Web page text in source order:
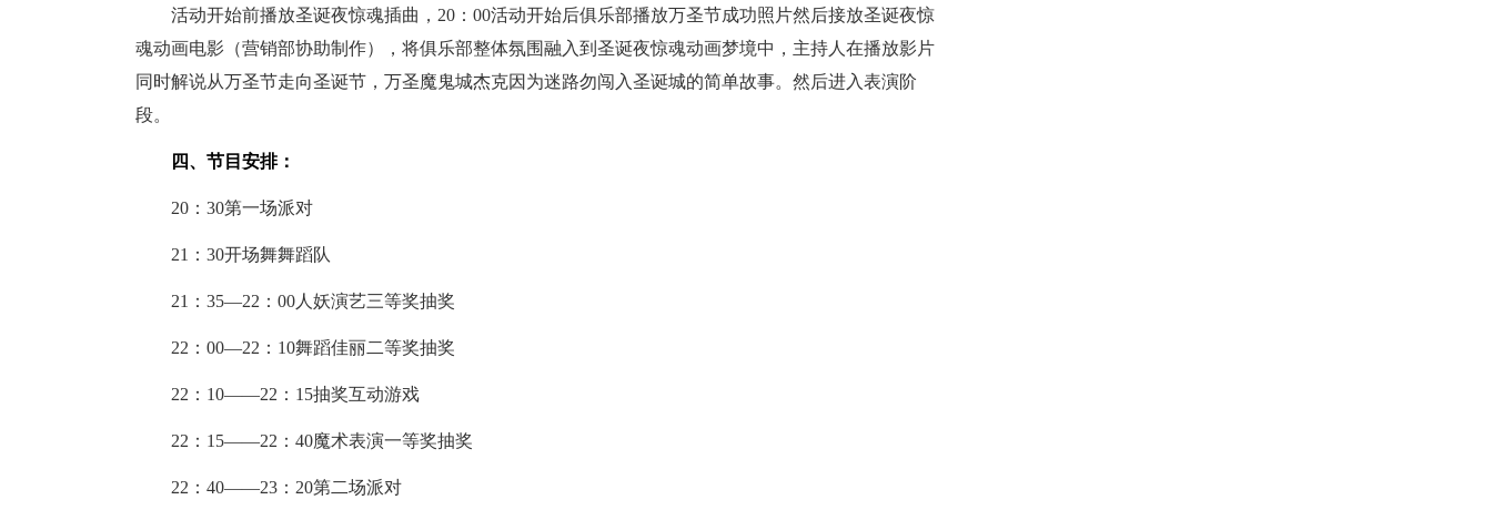
活动开始前播放圣诞夜惊魂插曲，20：00活动开始后俱乐部播放万圣节成功照片然后接放圣诞夜惊
魂动画电影（营销部协助制作），将俱乐部整体氛围融入到圣诞夜惊魂动画梦境中，主持人在播放影片
同时解说从万圣节走向圣诞节，万圣魔鬼城杰克因为迷路勿闯入圣诞城的简单故事。然后进入表演阶
段。
四、节目安排：
20：30第一场派对
21：30开场舞舞蹈队
21：35—22：00人妖演艺三等奖抽奖
22：00—22：10舞蹈佳丽二等奖抽奖
22：10——22：15抽奖互动游戏
22：15——22：40魔术表演一等奖抽奖
22：40——23：20第二场派对